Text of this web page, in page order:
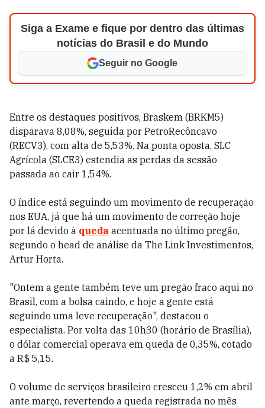
Siga a Exame e fique por dentro das últimas
notícias do Brasil e do Mundo
Seguir no Google
Entre os destaques positivos, Braskem (BRKM5)
disparava 8,08%, seguida por PetroRecôncavo
(RECV3), com alta de 5,53%. Na ponta oposta, SLC
Agrícola (SLCE3) estendia as perdas da sessão
passada ao cair 1,54%.
O índice está seguindo um movimento de recuperação
nos EUA, já que há um movimento de correção hoje
por lá devido à queda acentuada no último pregão,
segundo o head de análise da The Link Investimentos,
Artur Horta.
"Ontem a gente também teve um pregão fraco aqui no
Brasil, com a bolsa caindo, e hoje a gente está
seguindo uma leve recuperação", destacou o
especialista. Por volta das 10h30 (horário de Brasília),
o dólar comercial operava em queda de 0,35%, cotado
a R$ 5,15.
O volume de serviços brasileiro cresceu 1,2% em abril
ante março, revertendo a queda registrada no mês